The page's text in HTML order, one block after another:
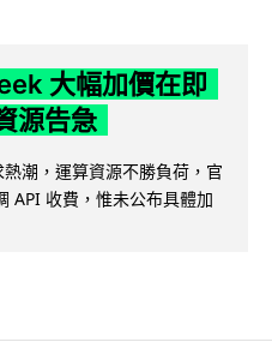
大幅加價在即
源告急
潮，運算資源不勝負荷，官
API 收費，惟未公布具體加